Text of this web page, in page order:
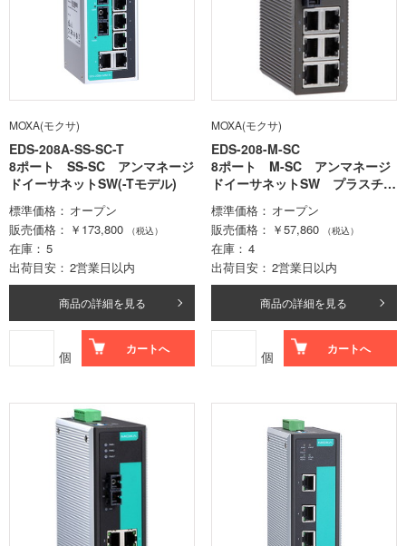
MOXA(モクサ)
EDS-208A-SS-SC-T
8ポート SS-SC アンマネージ
ドイーサネットSW(-Tモデル)
標準価格
オープン
販売価格
￥173,800 （税込）
在庫
5
出荷目安
2営業日以内
商品の詳細を見る
個 カートへ
MOXA(モクサ)
EDS-208-M-SC
8ポート M-SC アンマネージ
ドイーサネットSW プラスチッ
ク
標準価格
オープン
販売価格
￥57,860 （税込）
在庫
4
出荷目安
2営業日以内
商品の詳細を見る
個 カートへ